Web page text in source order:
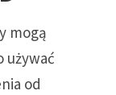
mogą
używać
od